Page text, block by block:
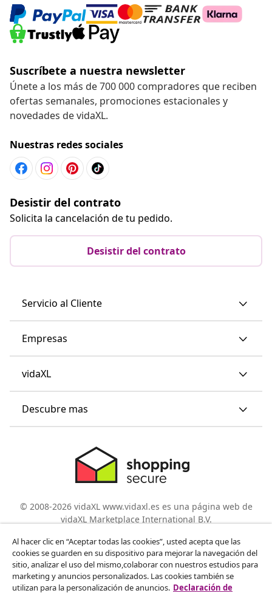
Suscríbete a nuestra newsletter
Únete a los más de 700 000 compradores que reciben
ofertas semanales, promociones estacionales y
novedades de vidaXL.
Nuestras redes sociales
Desistir del contrato
Solicita la cancelación de tu pedido.
Desistir del contrato
Servicio al Cliente
Empresas
vidaXL
Descubre mas
© 2008-2026 vidaXL www.vidaxl.es es una página web de
vidaXL Marketplace International B.V.
Al hacer clic en “Aceptar todas las cookies”, usted acepta que las
cookies se guarden en su dispositivo para mejorar la navegación del
sitio, analizar el uso del mismo,colaborar con nuestros estudios para
marketing y anuncios personalizados. Las cookies también se
utilizan para la personalización de anuncios. Declaración de